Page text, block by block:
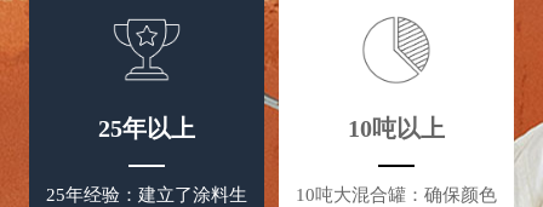
25年以上
25年经验：建立了涂料生
10吨以上
10吨大混合罐：确保颜色